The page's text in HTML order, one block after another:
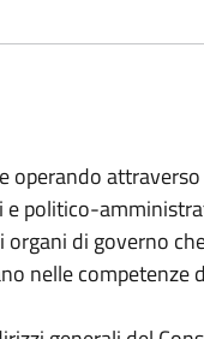
operando
politico-
di governo
nelle competenze